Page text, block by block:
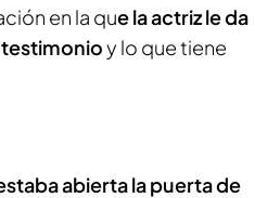
en la que la actriz le da
y lo que tiene
abierta la puerta de